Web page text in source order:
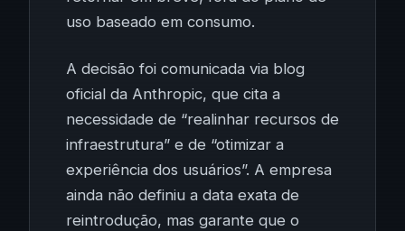
uso baseado em consumo.
A decisão foi comunicada via blog
oficial da Anthropic, que cita a
necessidade de “realinhar recursos de
infraestrutura” e de “otimizar a
experiência dos usuários”. A empresa
ainda não definiu a data exata de
reintrodução, mas garante que o